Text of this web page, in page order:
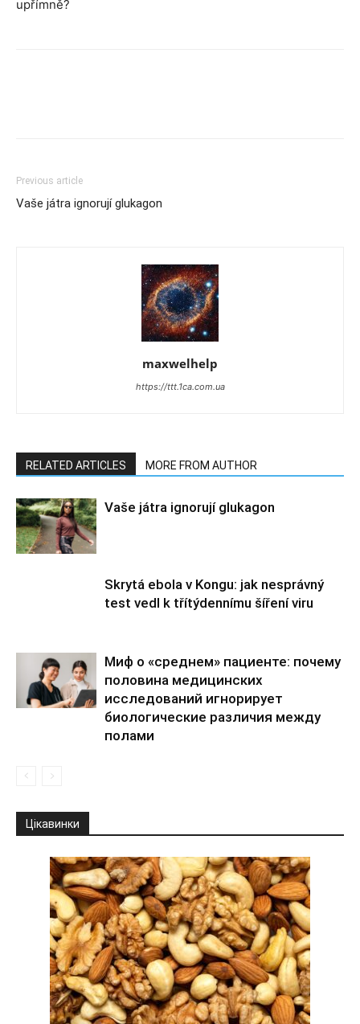
upřímně?
Previous article
Vaše játra ignorují glukagon
maxwelhelp
https://ttt.1ca.com.ua
RELATED ARTICLES MORE FROM AUTHOR
Vaše játra ignorují glukagon
Skrytá ebola v Kongu: jak nesprávný
test vedl k třítýdennímu šíření viru
Миф о «среднем» пациенте: почему
половина медицинских
исследований игнорирует
биологические различия между
полами
Цікавинки